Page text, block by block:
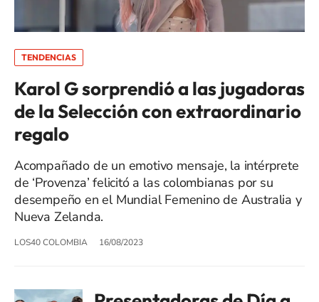
TENDENCIAS
Karol G sorprendió a las jugadoras
de la Selección con extraordinario
regalo
Acompañado de un emotivo mensaje, la intérprete
de ‘Provenza’ felicitó a las colombianas por su
desempeño en el Mundial Femenino de Australia y
Nueva Zelanda.
LOS40 COLOMBIA 16/08/2023